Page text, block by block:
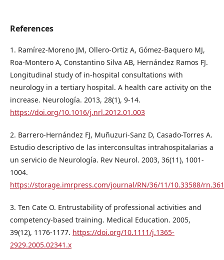
References
1. Ramírez-Moreno JM, Ollero-Ortiz A, Gómez-Baquero MJ,
Roa-Montero A, Constantino Silva AB, Hernández Ramos FJ.
Longitudinal study of in-hospital consultations with
neurology in a tertiary hospital. A health care activity on the
increase. Neurología. 2013, 28(1), 9-14.
https://doi.org/10.1016/j.nrl.2012.01.003
2. Barrero-Hernández FJ, Muñuzuri-Sanz D, Casado-Torres A.
Estudio descriptivo de las interconsultas intrahospitalarias a
un servicio de Neurología. Rev Neurol. 2003, 36(11), 1001-
1004.
https://storage.imrpress.com/journal/RN/36/11/10.33588/
3. Ten Cate O. Entrustability of professional activities and
competency-based training. Medical Education. 2005,
39(12), 1176-1177. https://doi.org/10.1111/j.1365-
2929.2005.02341.x